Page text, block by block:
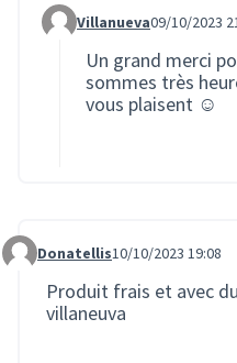
Commentaire 1747
Villanueva09/10/2023
Un grand merci
sommes très
vous plaisent ☺️
Commentaire 1772
Donatellis10/10/2023 19:08
Produit frais et avec
villaneuva